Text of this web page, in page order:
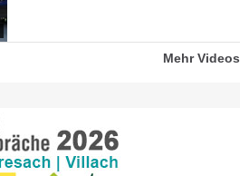
Mehr Videos